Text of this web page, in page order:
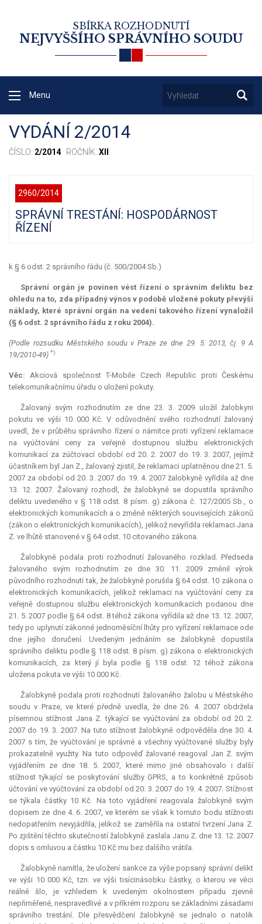
SBÍRKA ROZHODNUTÍ
NEJVYŠŠÍHO SPRÁVNÍHO SOUDU
Menu
VYDÁNÍ 2/2014
ČÍSLO: 2/2014· ROČNÍK: XII
2960/2014
SPRÁVNÍ TRESTÁNÍ: HOSPODÁRNOST
ŘÍZENÍ
k § 6 odst. 2 správního řádu (č. 500/2004 Sb.)
Správní orgán je povinen vést řízení o správním deliktu bez
ohledu na to, zda případný výnos v podobě uložené pokuty převýší
náklady, které správní orgán na vedení takového řízení vynaložil
(§ 6 odst. 2 správního řádu z roku 2004).
(Podle rozsudku Městského soudu v Praze ze dne 29. 5. 2013, čj. 9 A
19/2010-49) *)
Věc: Akciová společnost T-Mobile Czech Republic proti Českému
telekomunikačnímu úřadu o uložení pokuty.
Žalovaný svým rozhodnutím ze dne 23. 3. 2009 uložil žalobkyni
pokutu ve výši 10 000 Kč. V odůvodnění svého rozhodnutí žalovaný
uvedl, že v průběhu správního řízení o námitce proti vyřízení reklamace
na vyúčtování ceny za veřejně dostupnou službu elektronických
komunikací za zúčtovací období od 20. 2. 2007 do 19. 3. 2007, jejímž
účastníkem byl Jan Z., žalovaný zjistil, že reklamaci uplatněnou dne 21. 5.
2007 za období od 20. 3. 2007 do 19. 4. 2007 žalobkyně vyřídila až dne
13. 12. 2007. Žalovaný rozhodl, že žalobkyně se dopustila správního
deliktu uvedeného v § 118 odst. 8 písm. g) zákona č. 127/2005 Sb., o
elektronických komunikacích a o změně některých souvisejících zákonů
(zákon o elektronických komunikacích), jelikož nevyřídila reklamaci Jana
Z. ve lhůtě stanovené v § 64 odst. 10 citovaného zákona.
Žalobkyně podala proti rozhodnutí žalovaného rozklad. Předseda
žalovaného svým rozhodnutím ze dne 30. 11. 2009 změnil výrok
původního rozhodnutí tak, že žalobkyně porušila § 64 odst. 10 zákona o
elektronických komunikacích, jelikož reklamaci na vyúčtování ceny za
veřejně dostupnou službu elektronických komunikacích podanou dne
21. 5. 2007 podle § 64 odst. 8 téhož zákona vyřídila až dne 13. 12. 2007,
tedy po uplynutí zákonné jednoměsíční lhůty pro vyřízení reklamace ode
dne jejího doručení. Uvedeným jednáním se žalobkyně dopustila
správního deliktu podle § 118 odst. 8 písm. g) zákona o elektronických
komunikacích, za který jí byla podle § 118 odst. 12 téhož zákona
uložena pokuta ve výši 10 000 Kč.
Žalobkyně podala proti rozhodnutí žalovaného žalobu u Městského
soudu v Praze, ve které předně uvedla, že dne 26. 4. 2007 obdržela
písemnou stížnost Jana Z. týkající se vyúčtování za období od 20. 2.
2007 do 19. 3. 2007. Na tuto stížnost žalobkyně odpověděla dne 30. 4.
2007 s tím, že vyúčtování je správné a všechny vyúčtované služby byly
prokazatelně využity. Na tuto odpověď žalované reagoval Jan Z. svým
vyjádřením ze dne 18. 5. 2007, které mimo jiné obsahovalo i další
stížnost týkající se poskytování služby GPRS, a to konkrétně způsob
účtování ve vyúčtování za období od 20. 3. 2007 do 19. 4. 2007. Stížnost
se týkala částky 10 Kč. Na toto vyjádření reagovala žalobkyně svým
dopisem ze dne 4. 6. 2007, ve kterém se však k tomuto bodu stížnosti
nedopatřením nevyjádřila, jelikož se zaměřila na ostatní tvrzení Jana Z.
Po zjištění těchto skutečností žalobkyně zaslala Janu Z. dne 13. 12. 2007
dopis s omluvou a částku 10 Kč mu bez dalšího vrátila.
Žalobkyně namítla, že uložení sankce za výše popsaný správní delikt
ve výši 10 000 Kč, tzn. ve výši tisícinásobku částky, o kterou ve věci
reálně šlo, je vzhledem k uvedeným okolnostem případu zjevně
nepřiměřené, nespravedlivé a v příkrém rozporu se základními zásadami
správního trestání. Dle přesvědčení žalobkyně se jednalo o natolik